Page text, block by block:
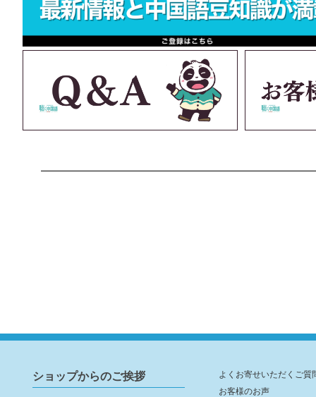
ショップからのご挨拶
よくお寄せいただくご質
お客様のお声